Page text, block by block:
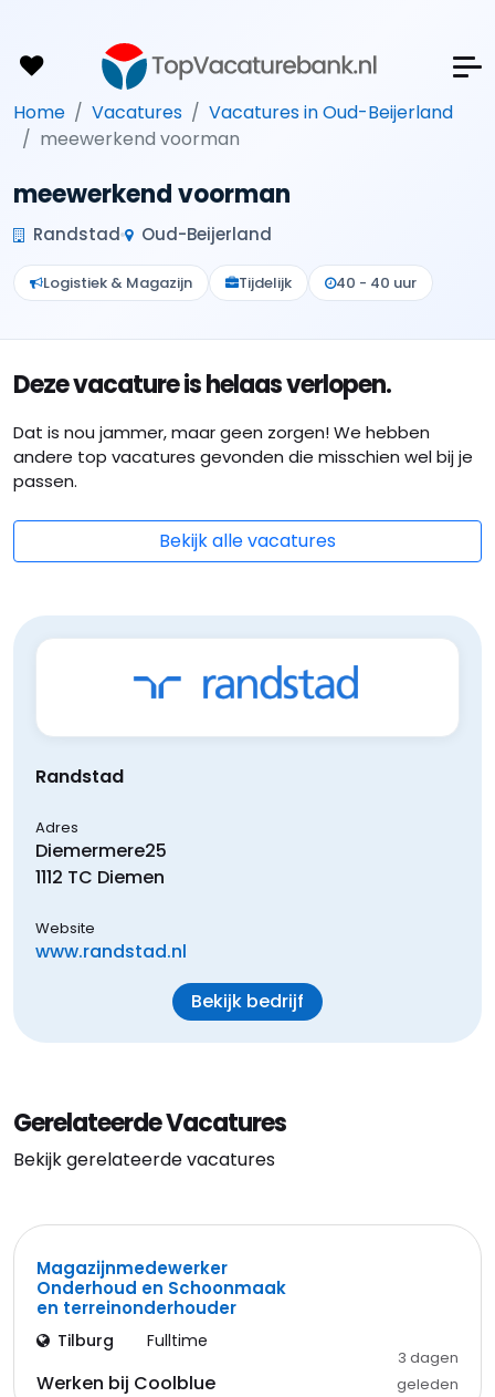
Home Vacatures
Vacatures in Oud-Beijerland
meewerkend voorman
meewerkend voorman
Randstad Oud-Beijerland
Logistiek & Magazijn Tijdelijk 40 - 40 uur
Deze vacature is helaas verlopen.
Dat is nou jammer, maar geen zorgen! We hebben
andere top vacatures gevonden die misschien wel bij je
passen.
Bekijk alle vacatures
Randstad
Adres
Diemermere25
1112 TC Diemen
Website
www.randstad.nl
Bekijk bedrijf
Gerelateerde Vacatures
Bekijk gerelateerde vacatures
Magazijnmedewerker
Onderhoud en Schoonmaak
en terreinonderhouder
Tilburg Fulltime
Werken bij Coolblue
3 dagen
geleden